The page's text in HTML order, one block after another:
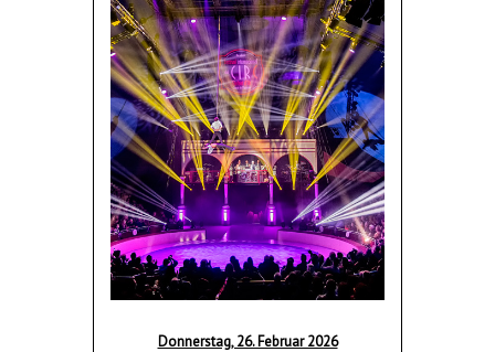
Donnerstag, 26. Februar 2026